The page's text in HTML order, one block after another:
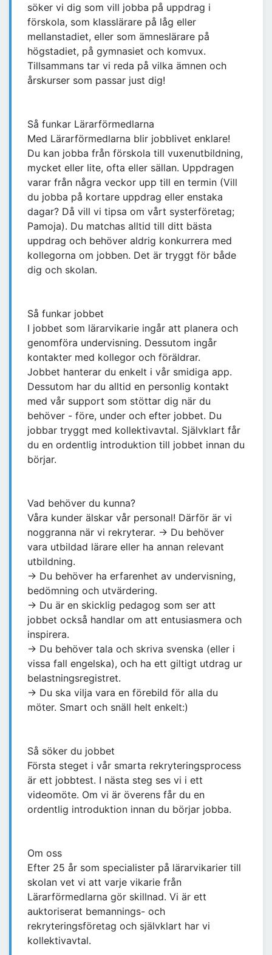
söker vi dig som vill jobba på uppdrag i
förskola, som klasslärare på låg eller
mellanstadiet, eller som ämneslärare på
högstadiet, på gymnasiet och komvux.
Tillsammans tar vi reda på vilka ämnen och
årskurser som passar just dig!
Så funkar Lärarförmedlarna
Med Lärarförmedlarna blir jobblivet enklare!
Du kan jobba från förskola till vuxenutbildning,
mycket eller lite, ofta eller sällan. Uppdragen
varar från några veckor upp till en termin (Vill
du jobba på kortare uppdrag eller enstaka
dagar? Då vill vi tipsa om vårt systerföretag;
Pamoja). Du matchas alltid till ditt bästa
uppdrag och behöver aldrig konkurrera med
kollegorna om jobben. Det är tryggt för både
dig och skolan.
Så funkar jobbet
I jobbet som lärarvikarie ingår att planera och
genomföra undervisning. Dessutom ingår
kontakter med kollegor och föräldrar.
Jobbet hanterar du enkelt i vår smidiga app.
Dessutom har du alltid en personlig kontakt
med vår support som stöttar dig när du
behöver - före, under och efter jobbet. Du
jobbar tryggt med kollektivavtal. Självklart får
du en ordentlig introduktion till jobbet innan du
börjar.
Vad behöver du kunna?
Våra kunder älskar vår personal! Därför är vi
noggranna när vi rekryterar. → Du behöver
vara utbildad lärare eller ha annan relevant
utbildning.
→ Du behöver ha erfarenhet av undervisning,
bedömning och utvärdering.
→ Du är en skicklig pedagog som ser att
jobbet också handlar om att entusiasmera och
inspirera.
→ Du behöver tala och skriva svenska (eller i
vissa fall engelska), och ha ett giltigt utdrag ur
belastningsregistret.
→ Du ska vilja vara en förebild för alla du
möter. Smart och snäll helt enkelt:)
Så söker du jobbet
Första steget i vår smarta rekryteringsprocess
är ett jobbtest. I nästa steg ses vi i ett
videomöte. Om vi är överens får du en
ordentlig introduktion innan du börjar jobba.
Om oss
Efter 25 år som specialister på lärarvikarier till
skolan vet vi att varje vikarie från
Lärarförmedlarna gör skillnad. Vi är ett
auktoriserat bemannings- och
rekryteringsföretag och självklart har vi
kollektivavtal.